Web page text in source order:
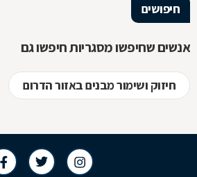
חיפושים
אנשים שחיפשו מסגריות חיפשו גם
חיזוק ושימור מבנים באזור הדרום